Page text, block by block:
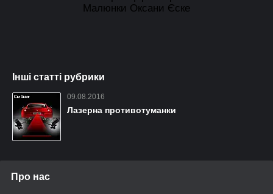
Малюнки Оксани Єске
Інші статті рубрики
09.08.2016
Лазерна противотуманки
Про нас